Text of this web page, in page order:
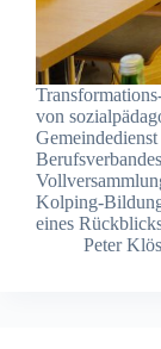
von
Kolping-
eines
Peter